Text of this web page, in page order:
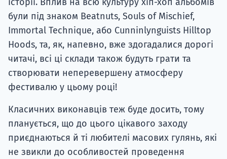
були під знаком Beatnuts, Souls of Mischief,
Immortal Technique, або Cunninlynguists Hilltop
Hoods, та, як, напевно, вже здогадалися дорогі
читачі, всі ці склади також будуть грати та
створювати неперевершену атмосферу
фестивалю у цьому році!
Класичних виконавців теж буде досить, тому
планується, що до цього цікавого заходу
приєднаються й ті любителі масових гулянь, які
не звикли до особливостей проведення